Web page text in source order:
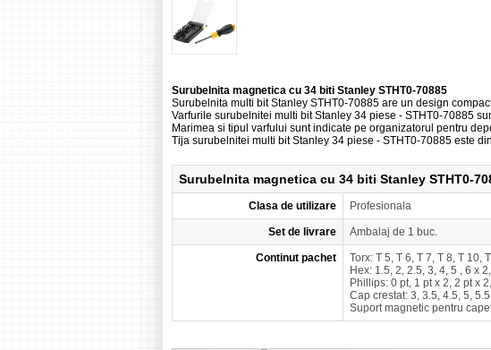
Surubelnita magnetica cu 34 biti Stanley STHT0-70885
Surubelnita multi bit Stanley STHT0-70885 are un design
Varfurile surubelnitei multi bit Stanley 34 piese - STHT0-70885
Marimea si tipul varfului sunt indicate pe organizatorul pentru
Tija surubelnitei multi bit Stanley 34 piese - STHT0-70885 este
Surubelnita magnetica cu 34 biti Stanley STHT0-
Clasa de utilizare Profesionala
Set de livrare Ambalaj de 1 buc.
Continut pachet
Torx: T 5, T 6, T 7, T 8, T 10,
Hex: 1.5, 2, 2.5, 3, 4, 5 , 6 x
Phillips: 0 pt, 1 pt x 2, 2 pt x
Cap crestat: 3, 3.5, 4.5, 5,
Suport magnetic pentru